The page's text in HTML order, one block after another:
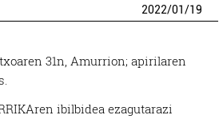
2022/01/19
31n, Amurrion; apirilaren
ibilbidea ezagutarazi